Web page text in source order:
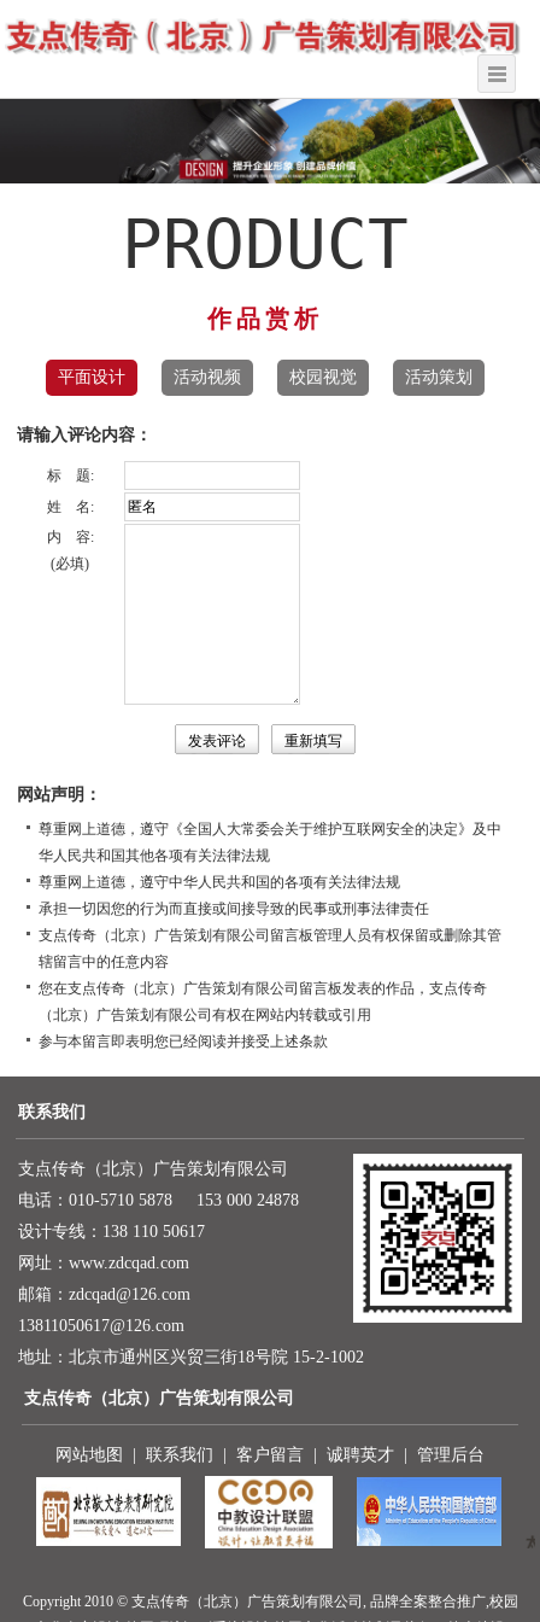
PRODUCT
作品赏析
平面设计 活动视频 校园视觉 活动策划
请输入评论内容：
标 题:
姓 名:
内 容:
(必填)
网站声明：
尊重网上道德，遵守《全国人大常委会关于维护互联网安全的决定》及中
华人民共和国其他各项有关法律法规
尊重网上道德，遵守中华人民共和国的各项有关法律法规
承担一切因您的行为而直接或间接导致的民事或刑事法律责任
支点传奇（北京）广告策划有限公司留言板管理人员有权保留或删除其管
辖留言中的任意内容
您在支点传奇（北京）广告策划有限公司留言板发表的作品，支点传奇
（北京）广告策划有限公司有权在网站内转载或引用
参与本留言即表明您已经阅读并接受上述条款
联系我们
支点传奇（北京）广告策划有限公司
电话：010-5710 5878 153 000 24878
设计专线：138 110 50617
网址：www.zdcqad.com
邮箱：zdcqad@126.com
13811050617@126.com
地址：北京市通州区兴贸三街18号院 15-2-1002
支点传奇（北京）广告策划有限公司
网站地图 联系我们 客户留言 诚聘英才 管理后台
Copyright 2010 © 支点传奇（北京）广告策划有限公司, 品牌全案整合推广,校园